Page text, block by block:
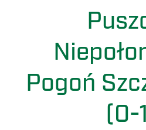
Pogoń
(0-